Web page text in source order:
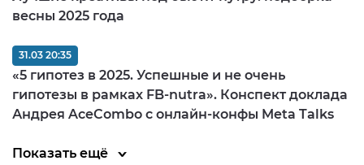
весны 2025 года
«5 гипотез в 2025. Успешные и не очень
гипотезы в рамках FB-nutra». Конспект доклада
Андрея AceCombo с онлайн-конфы Meta Talks
31.03 20:35
Показать ещё